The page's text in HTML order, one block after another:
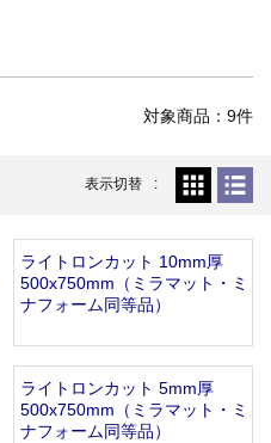
ました。...
対象商品：9件
表示切替
ライトロンカット 10mm厚
500x750mm（ミラマット・ミ
ナフォーム同等品）
ライトロンカット 5mm厚
500x750mm（ミラマット・ミ
ナフォーム同等品）